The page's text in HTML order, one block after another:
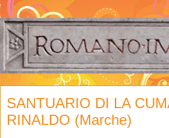
SANTUARIO DI LA
RINALDO (Marche)